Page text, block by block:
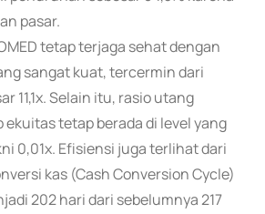
pasar.
tetap terjaga sehat dengan
sangat kuat, tercermin dari
11,1x. Selain itu, rasio utang
tetap berada di level yang
0,01x. Efisiensi juga terlihat dari
kas (Cash Conversion Cycle)
202 hari dari sebelumnya 217